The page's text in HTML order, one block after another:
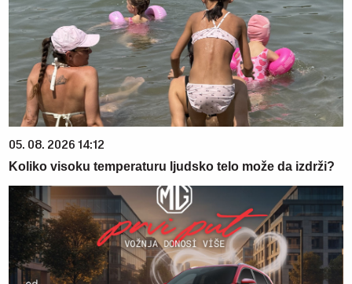
05. 08. 2026 14:12
Koliko visoku temperaturu ljudsko telo može da izdrži?